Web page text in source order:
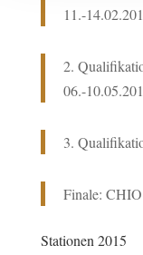
11.-
2.
06.-
3.
Finale:
Stationen 2015